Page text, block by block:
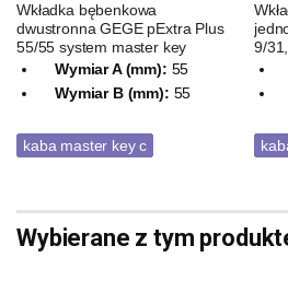
Wkładka bębenkowa
dwustronna GEGE pExtra Plus
55/55 system master key
Wymiar A (mm): 55
Wymiar B (mm): 55
kaba master key c
9/
Wybierane z tym